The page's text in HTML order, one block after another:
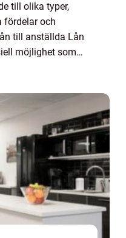
till olika typer,
fördelar och
till anställda Lån
möjlighet som